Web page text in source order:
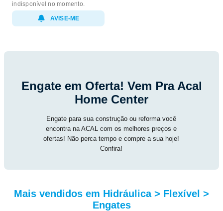
indisponível no momento.
AVISE-ME
Engate em Oferta! Vem Pra Acal
Home Center
Engate para sua construção ou reforma você
encontra na ACAL com os melhores preços e
ofertas! Não perca tempo e compre a sua hoje!
Confira!
Mais vendidos em Hidráulica > Flexível >
Engates